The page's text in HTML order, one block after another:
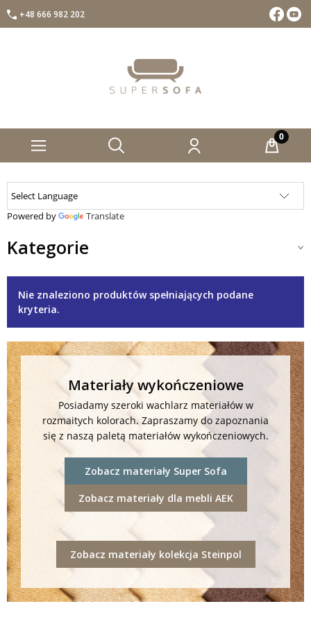
+48 666 982 202 Facebook
Powered by Translate
Kategorie
Nie znaleziono produktów spełniających podane
kryteria.
Materiały wykończeniowe
Posiadamy szeroki wachlarz materiałów w
rozmaitych kolorach. Zapraszamy do zapoznania
się z naszą paletą materiałów wykończeniowych.
Zobacz materiały Super Sofa
Zobacz materiały dla mebli AEK
Zobacz materiały kolekcja Steinpol